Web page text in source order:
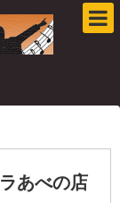
あべの店